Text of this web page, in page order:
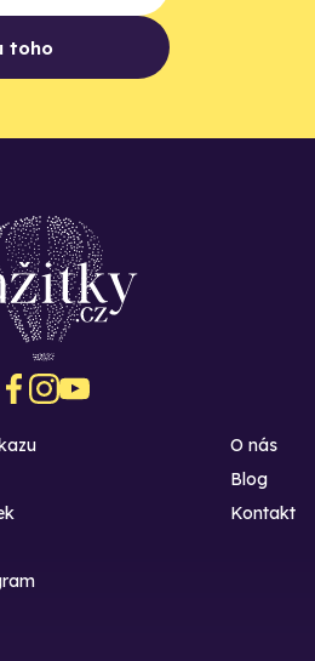
toho
O nás
Blog
Kontakt